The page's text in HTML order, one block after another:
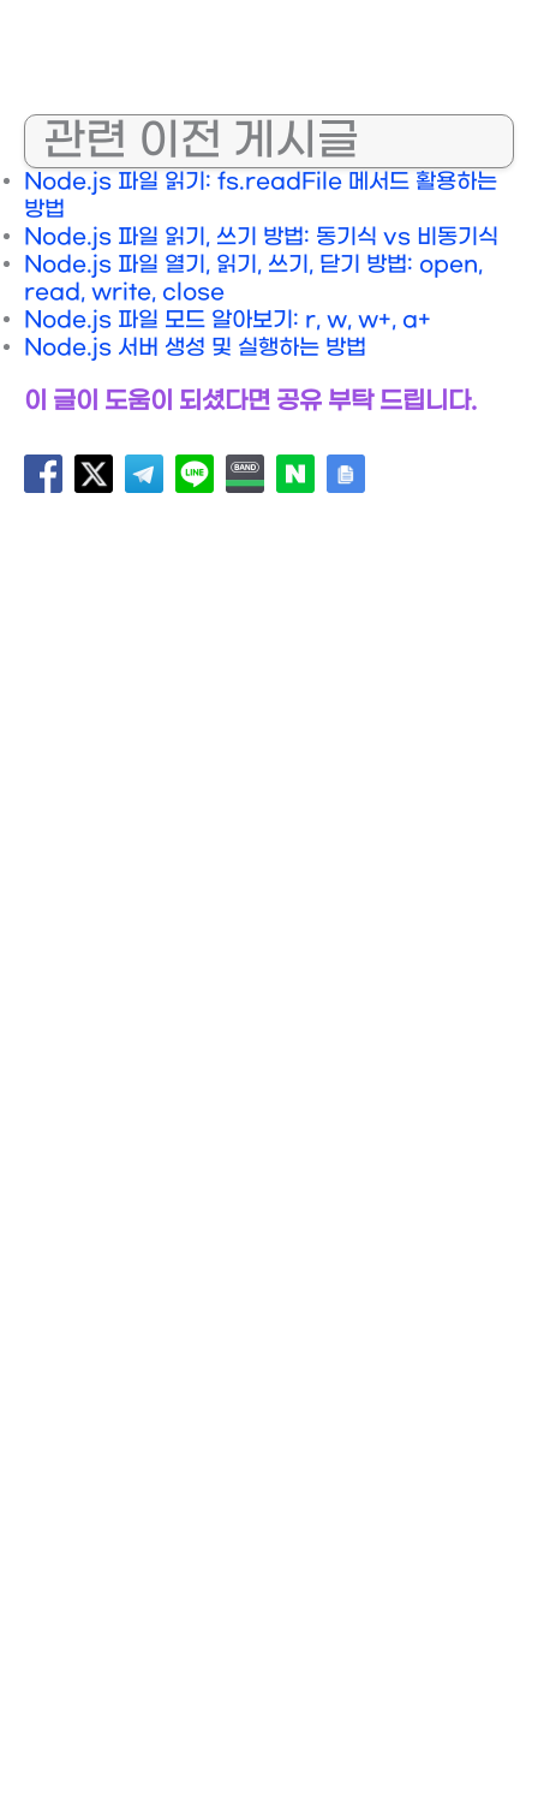
관련 이전 게시글
Node.js 파일 읽기: fs.readFile 메서드 활용하는
방법
Node.js 파일 읽기, 쓰기 방법: 동기식 vs 비동기식
Node.js 파일 열기, 읽기, 쓰기, 닫기 방법: open,
read, write, close
Node.js 파일 모드 알아보기: r, w, w+, a+
Node.js 서버 생성 및 실행하는 방법
이 글이 도움이 되셨다면 공유 부탁 드립니다.